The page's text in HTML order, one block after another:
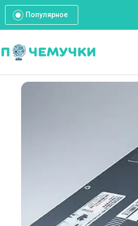
Популярное